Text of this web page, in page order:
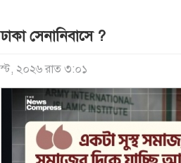
সেনানিবাসে ?
২০২৬ রাত ৩:০১